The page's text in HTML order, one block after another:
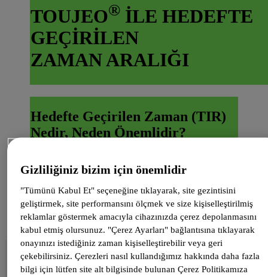
TOUJEO® İLE HEDEFTE
GEÇİRİLEN
ZAMAN ARALIĞI
Hedefte Geçirilen Zaman (TIR)
Nedir, Neden Önemlidir?
Uluslararası kılavuzlar TIR
tanımını şöyle yapmıştır:2,3
Gizliliğiniz bizim için önemlidir
"Tümünü Kabul Et" seçeneğine tıklayarak, site gezintisini
geliştirmek, site performansını ölçmek ve size kişiselleştirilmiş
reklamlar göstermek amacıyla cihazınızda çerez depolanmasını
kabul etmiş olursunuz. "Çerez Ayarları" bağlantısına tıklayarak
onayınızı istediğiniz zaman kişiselleştirebilir veya geri
çekebilirsiniz. Çerezleri nasıl kullandığımız hakkında daha fazla
bilgi için lütfen site alt bilgisinde bulunan Çerez Politikamıza